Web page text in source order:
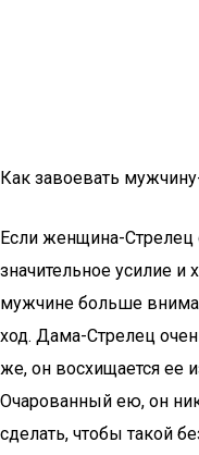
Как завоевать
Если женщина-Стрелец
значительное усилие и
мужчине больше
ход. Дама-Стрелец
же, он восхищается ее
Очарованный ею, он
сделать, чтобы такой